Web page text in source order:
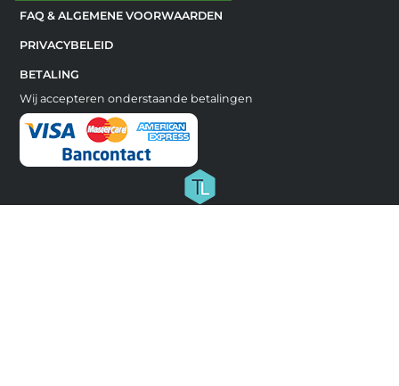
FAQ & ALGEMENE VOORWAARDEN
PRIVACYBELEID
BETALING
Wij accepteren onderstaande betalingen